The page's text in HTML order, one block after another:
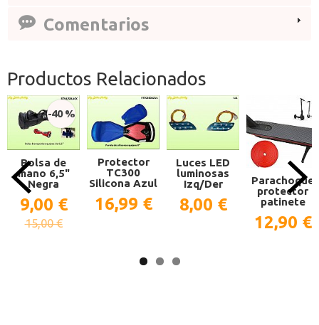
Comentarios
Productos Relacionados
-40 %
Bolsa de
mano 6,5"
Negra
9,00 €
15,00 €
Protector
TC300
Silicona Azul
16,99 €
Luces LED
luminosas
Izq/Der
8,00 €
Parachoque
protector
patinete
12,90 €